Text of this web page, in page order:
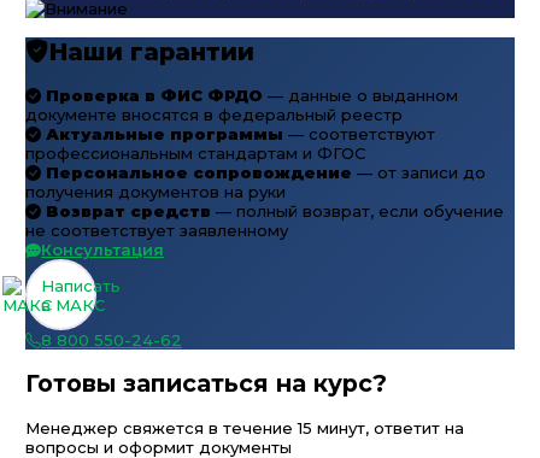
Наши гарантии
Проверка в ФИС ФРДО — данные о выданном
документе вносятся в федеральный реестр
Актуальные программы — соответствуют
профессиональным стандартам и ФГОС
Персональное сопровождение — от записи до
получения документов на руки
Возврат средств — полный возврат, если обучение
не соответствует заявленному
Консультация
Написать
в МАКС
8 800 550-24-62
Готовы записаться на курс?
Менеджер свяжется в течение 15 минут, ответит на
вопросы и оформит документы